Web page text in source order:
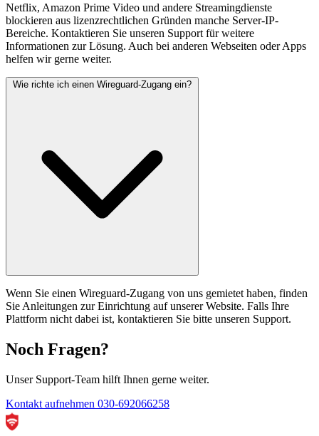
Netflix, Amazon Prime Video und andere Streamingdienste
blockieren aus lizenzrechtlichen Gründen manche Server-IP-
Bereiche. Kontaktieren Sie unseren Support für weitere
Informationen zur Lösung. Auch bei anderen Webseiten oder Apps
helfen wir gerne weiter.
Wie richte ich einen Wireguard-Zugang ein?
Wenn Sie einen Wireguard-Zugang von uns gemietet haben, finden
Sie Anleitungen zur Einrichtung auf unserer Website. Falls Ihre
Plattform nicht dabei ist, kontaktieren Sie bitte unseren Support.
Noch Fragen?
Unser Support-Team hilft Ihnen gerne weiter.
Kontakt aufnehmen 030-692066258